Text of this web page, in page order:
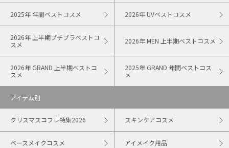
2025年 年間ベストコスメ 2026年 UVベストコスメ
2026年 上半期プチプラベストコ
スメ
2026年 MEN 上半期ベストコスメ
2026年 GRAND 上半期ベストコ
スメ
2025年 GRAND 年間ベストコス
メ
アイテム別
クリスマスコフレ特集2026 スキンケアコスメ
ベースメイクコスメ アイメイク用品